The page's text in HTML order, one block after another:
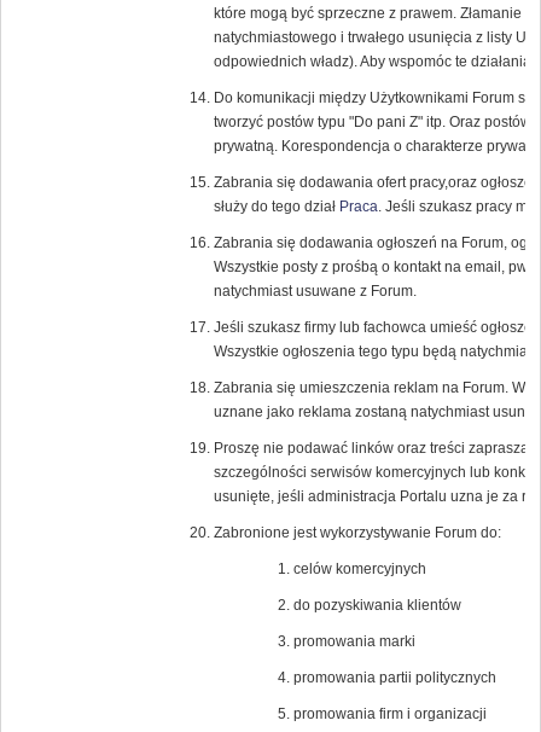
które mogą być sprzeczne z prawem. Złamanie
natychmiastowego i trwałego usunięcia z listy
odpowiednich władz). Aby wspomóc te
Do komunikacji między Użytkownikami Forum
tworzyć postów typu "Do pani Z" itp. Oraz postów
prywatną. Korespondencja o charakterze
Zabrania się dodawania ofert pracy,oraz
służy do tego dział Praca. Jeśli szukasz pracy
Zabrania się dodawania ogłoszeń na Forum,
Wszystkie posty z prośbą o kontakt na email, pw,
natychmiast usuwane z Forum.
Jeśli szukasz firmy lub fachowca umieść
Wszystkie ogłoszenia tego typu będą
Zabrania się umieszczenia reklam na Forum.
uznane jako reklama zostaną natychmiast
Proszę nie podawać linków oraz treści
szczególności serwisów komercyjnych lub
usunięte, jeśli administracja Portalu uzna je za
Zabronione jest wykorzystywanie Forum do:
celów komercyjnych
do pozyskiwania klientów
promowania marki
promowania partii politycznych
promowania firm i organizacji